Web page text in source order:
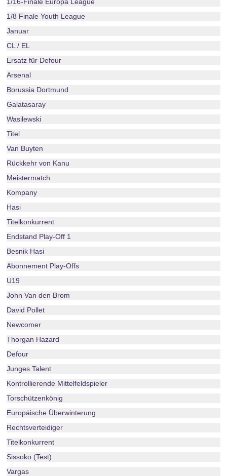
1/8 Finale Youth League
Januar
CL / EL
Ersatz für Defour
Arsenal
Borussia Dortmund
Galatasaray
Wasilewski
Titel
Van Buyten
Rückkehr von Kanu
Meistermatch
Kompany
Hasi
Titelkonkurrent
Endstand Play-Off 1
Besnik Hasi
Abonnement Play-Offs
U19
John Van den Brom
David Pollet
Newcomer
Thorgan Hazard
Defour
Junges Talent
Kontrollierende Mittelfeldspieler
Torschützenkönig
Europäische Überwinterung
Rechtsverteidiger
Titelkonkurrent
Sissoko (Test)
Vargas